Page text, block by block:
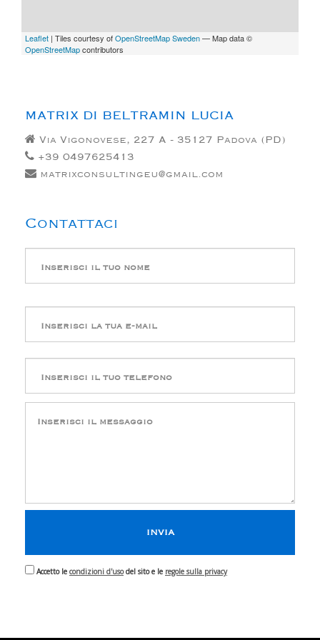
Leaflet | Tiles courtesy ofOpenStreetMap Sweden— Map data ©
OpenStreetMapcontributors
MATRIX DI BELTRAMIN LUCIA
Via Vigonovese, 227 A - 35127 Padova (PD)
+39 0497625413
matrixconsultingeu@gmail.com
Contattaci
Accetto le condizioni d'usodel sito e le regole sulla privacy